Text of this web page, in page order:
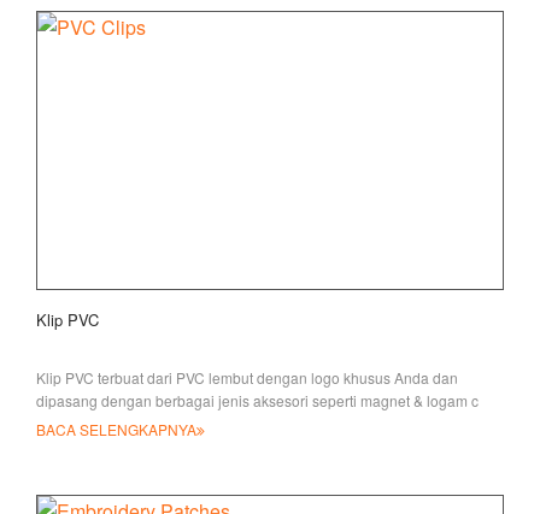
Klip PVC
Klip PVC terbuat dari PVC lembut dengan logo khusus Anda dan
dipasang dengan berbagai jenis aksesori seperti magnet & logam c
BACA SELENGKAPNYA